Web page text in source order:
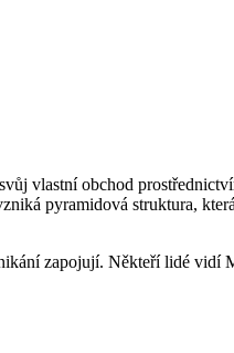
vlastní obchod
pyramidová struktura,
zapojují. Někteří lidé